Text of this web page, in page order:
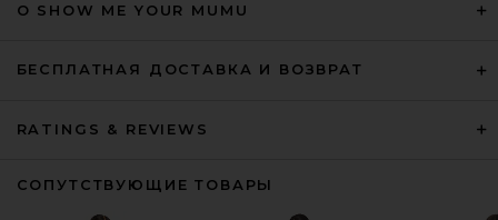
О SHOW ME YOUR MUMU
БЕСПЛАТНАЯ ДОСТАВКА И ВОЗВРАТ
RATINGS & REVIEWS
СОПУТСТВУЮЩИЕ ТОВАРЫ